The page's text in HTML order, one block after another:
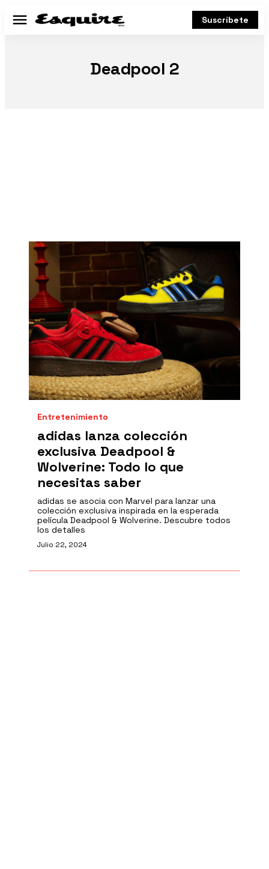
Menú Suscríbete
Deadpool 2
Entretenimiento
adidas lanza colección
exclusiva Deadpool &
Wolverine: Todo lo que
necesitas saber
adidas se asocia con Marvel para lanzar una
colección exclusiva inspirada en la esperada
película Deadpool & Wolverine. Descubre todos
los detalles
Julio 22, 2024